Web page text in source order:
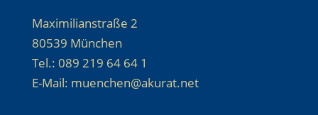
Maximilianstraße 2
80539 München
Tel.: 089 219 64 64 1
E-Mail: muenchen@akurat.net